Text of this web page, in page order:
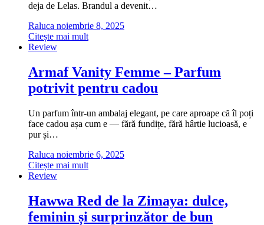
deja de Lelas. Brandul a devenit…
Raluca noiembrie 8, 2025
Citește mai mult
Review
Armaf Vanity Femme – Parfum
potrivit pentru cadou
Un parfum într-un ambalaj elegant, pe care aproape că îl poți
face cadou așa cum e — fără fundițe, fără hârtie lucioasă, e
pur și…
Raluca noiembrie 6, 2025
Citește mai mult
Review
Hawwa Red de la Zimaya: dulce,
feminin și surprinzător de bun